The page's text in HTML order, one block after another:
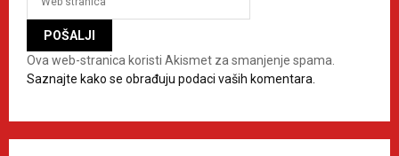
Ova web-stranica koristi Akismet za smanjenje spama.
Saznajte kako se obrađuju podaci vaših komentara.